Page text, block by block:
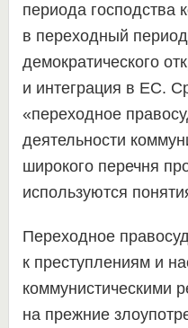
периода господства
в переходный
демократического
и интеграция в ЕС.
«переходное
деятельности
широкого перечня
используются
Переходное
к преступлениям и
коммунистическими
на прежние